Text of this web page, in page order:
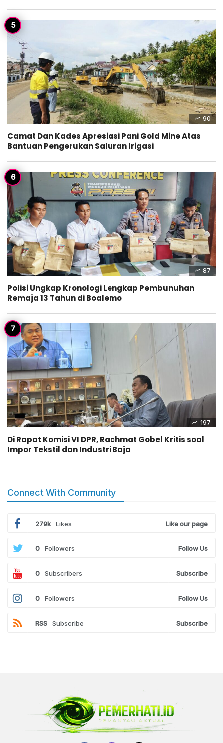
90
Camat Dan Kades Apresiasi Pani Gold Mine Atas
Bantuan Pengerukan Saluran Irigasi
87
Polisi Ungkap Kronologi Lengkap Pembunuhan
Remaja 13 Tahun di Boalemo
197
Di Rapat Komisi VI DPR, Rachmat Gobel Kritis soal
Impor Tekstil dan Industri Baja
Connect With Community
279k Likes Like our page
0 Followers Follow Us
0 Subscribers Subscribe
0 Followers Follow Us
RSS Subscribe Subscribe